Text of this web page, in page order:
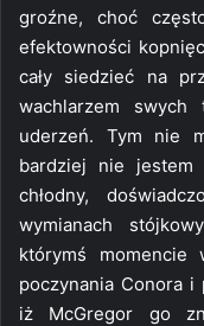
groźne, choć
efektowności
cały siedzieć na
wachlarzem
uderzeń. Tym nie
bardziej nie
chłodny,
wymianach
którymś
poczynania Conora i
iż McGregor go